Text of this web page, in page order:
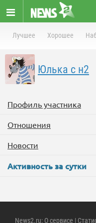
Лучшее Хорошее
Юлька с н2
Профиль участника
Отношения
Новости
Активность за сутки
News2.ru: О сервисе |